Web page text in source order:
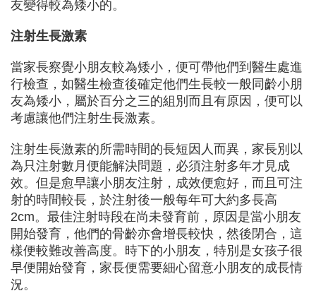
友變得較為矮小的。
注射生長激素
當家長察覺小朋友較為矮小，便可帶他們到醫生處進
行檢查，如醫生檢查後確定他們生長較一般同齡小朋
友為矮小，屬於百分之三的組別而且有原因，便可以
考慮讓他們注射生長激素。
注射生長激素的所需時間的長短因人而異，家長別以
為只注射數月便能解決問題，必須注射多年才見成
效。但是愈早讓小朋友注射，成效便愈好，而且可注
射的時間較長，於注射後一般每年可大約多長高
2cm。最佳注射時段在尚未發育前，原因是當小朋友
開始發育，他們的骨齡亦會增長較快，然後閉合，這
樣便較難改善高度。時下的小朋友，特別是女孩子很
早便開始發育，家長便需要細心留意小朋友的成長情
況。